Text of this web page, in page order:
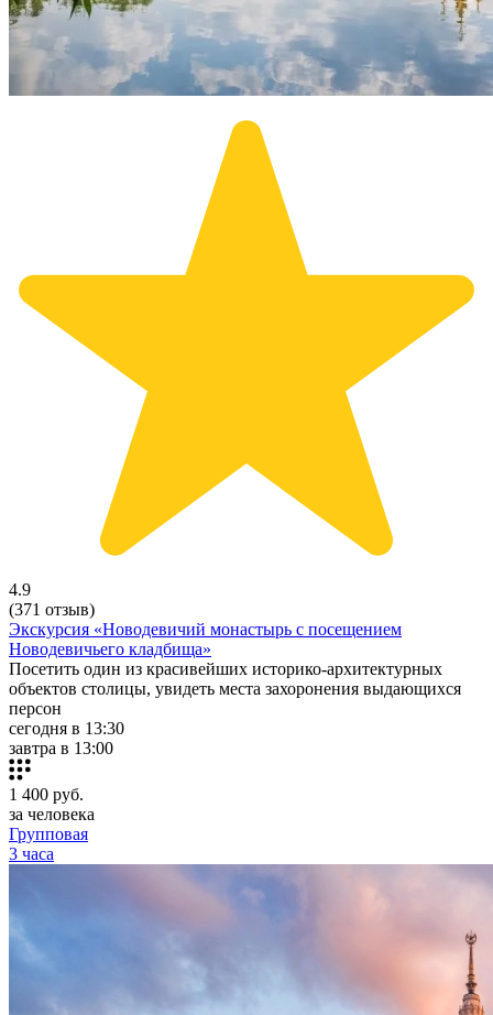
4.9
(371 отзыв)
Экскурсия «Новодевичий монастырь с посещением
Новодевичьего кладбища»
Посетить один из красивейших историко-архитектурных
объектов столицы, увидеть места захоронения выдающихся
персон
сегодня в 13:30
завтра в 13:00
1 400 руб.
за человека
Групповая
3 часа